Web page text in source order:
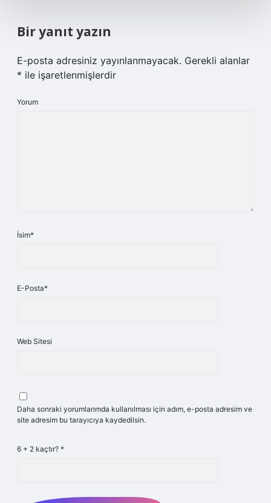
Bir yanıt yazın
E-posta adresiniz yayınlanmayacak. Gerekli alanlar
* ile işaretlenmişlerdir
Yorum
İsim*
E-Posta*
Web Sitesi
Daha sonraki yorumlarımda kullanılması için adım, e-posta adresim ve
site adresim bu tarayıcıya kaydedilsin.
6 + 2 kaçtır? *